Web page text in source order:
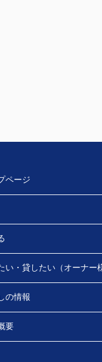
ページ
い・貸したい（オーナー
の情報
要